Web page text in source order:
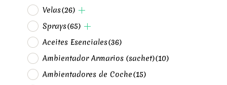
Velas(26)
Sprays(65)
Aceites Esenciales(36)
Ambientador Armarios (sachet)(10)
Ambientadores de Coche(15)